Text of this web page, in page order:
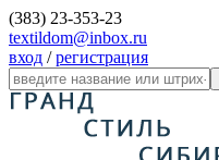
(383) 23-353-23
textildom@inbox.ru
вход /регистрация